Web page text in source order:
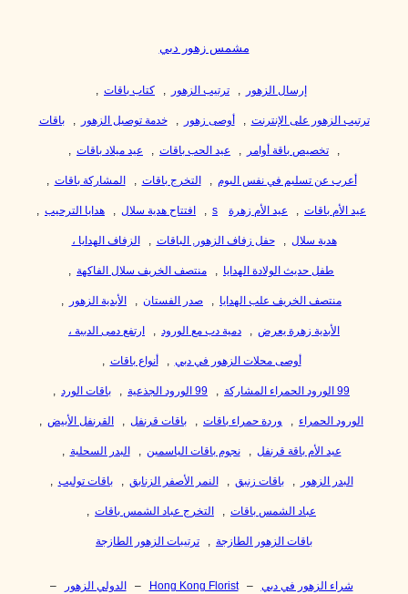
مشمس زهور دبي
إرسال الزهور ترتيب الزهور كتاب باقات
ترتيب الزهور على الإنترنت أوصى زهور خدمة توصيل الزهور باقات
تخصيص باقة أوامر عيد الحب باقات عيد ميلاد باقات
أعرب عن تسليم في نفس اليوم التخرج باقات المشاركة باقات
عيد الأم باقات عيد الأم زهرة s افتتاح هدية سلال هدايا الترحيب
هدية سلال حفل زفاف الزهور, الباقات الزفاف الهدايا ،
طفل حديث الولادة الهدايا منتصف الخريف سلال الفاكهة
منتصف الخريف علب الهدايا صدر الفستان الأبدية الزهور
الأبدية زهرة يعرض دمية دب مع الورود ارتفع دمى الدببة ،
أوصى محلات الزهور في دبي أنواع باقات
99 الورود الحمراء المشاركة 99 الورود الجذعية باقات الورد
الورود الحمراء وردة حمراء باقات باقات قرنفل القرنفل الأبيض
عيد الأم باقة قرنفل نجوم باقات الياسمين البدر السحلية
البدر الزهور باقات زنبق النمر الأصفر الزنابق باقات توليب
عباد الشمس باقات التخرج عباد الشمس باقات
باقات الزهور الطازجة ترتيبات الزهور الطازجة
شراء الزهور في دبي –
Hong Kong Florist
– الدولي الزهور –